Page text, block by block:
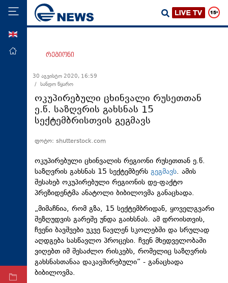
მთავარი
ეკონომიკა
მსოფლიო
ჯანდაცვა
თავდაცვა
რეგიონი
სპორტი
ტექნოლოგიები
ტაბლოიდი
რეგიონი
30 აგვისტო 2020, 16:59
/ სანდო წყარო
ოკუპირებული ცხინვალი რუსეთთან
ე.წ. საზღვრის გახსნას 15
სექტემბრისთვის გეგმავს
ფოტო: shutterstock.com
ოკუპირებული ცხინვალის რეგიონი რუსეთთან ე.წ.
საზღვრის გახსნას 15 სექტემბერს გეგმავს. ამის
შესახებ ოკუპირებული რეგიონის დე-ფაქტო
პრეზიდენტმა ანატოლი ბიბილოვმა განაცხადა.
„მიმაჩნია, რომ გზა, 15 სექტემბრიდან, ყოველგვარი
შეზღუდვის გარეშე უნდა გაიხსნას. ამ დროისთვის,
ჩვენი ბავშვები უკვე წავლენ სკოლებში და სრულად
აღდგება სასწავლო პროცესი. ჩვენ მხედველობაში
ვიღებთ იმ შესაძლო რისკებს, რომელიც საზღვრის
გახსნასთანაა დაკავშირებული“ - განაცხადა
ბიბილოვმა.